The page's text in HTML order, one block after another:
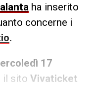
ha inserito
concerne i
.
17
il sito Vivaticket